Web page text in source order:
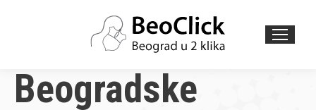
Beogradske